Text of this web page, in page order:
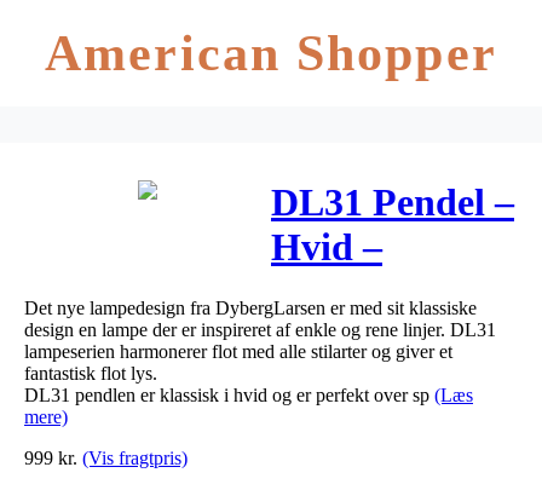
American Shopper
DL31 Pendel –
Hvid –
15x31x31 cm
Det nye lampedesign fra DybergLarsen er med sit klassiske
design en lampe der er inspireret af enkle og rene linjer. DL31
lampeserien harmonerer flot med alle stilarter og giver et
fantastisk flot lys.
DL31 pendlen er klassisk i hvid og er perfekt over sp (Læs
mere)
999 kr. (Vis fragtpris)